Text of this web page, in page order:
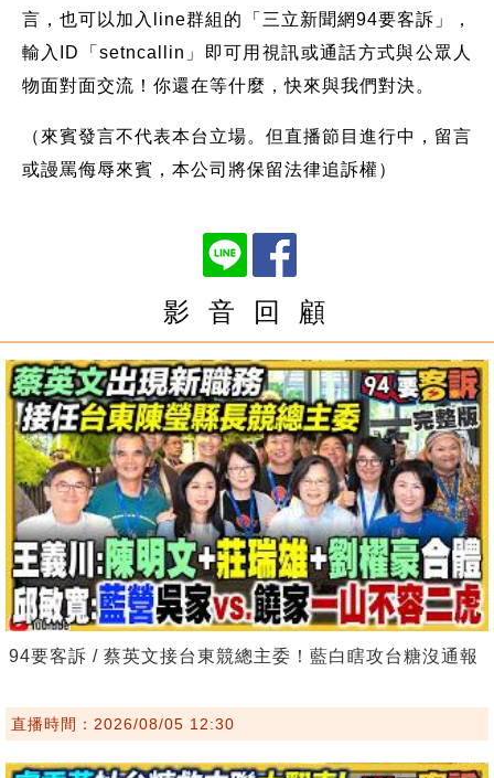
言，也可以加入line群組的「三立新聞網94要客訴」，
輸入ID「setncallin」即可用視訊或通話方式與公眾人
物面對面交流！你還在等什麼，快來與我們對決。
（來賓發言不代表本台立場。但直播節目進行中，留言
或謾罵侮辱來賓，本公司將保留法律追訴權）
影 音 回 顧
94要客訴 / 蔡英文接台東競總主委！藍白瞎攻台糖沒通報
直播時間：2026/08/05 12:30